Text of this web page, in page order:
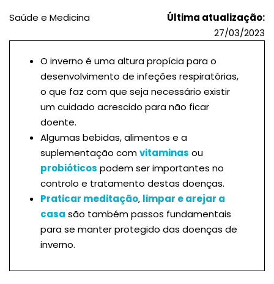
Saúde e Medicina
Última atualização:
27/03/2023
O inverno é uma altura propícia para o
desenvolvimento de infeções respiratórias,
o que faz com que seja necessário existir
um cuidado acrescido para não ficar
doente.
Algumas bebidas, alimentos e a
suplementação comvitaminas ou
probióticos podem ser importantes no
controlo e tratamento destas doenças.
Praticar meditação, limpar e arejar a
casa são também passos fundamentais
para se manter protegido das doenças de
inverno.